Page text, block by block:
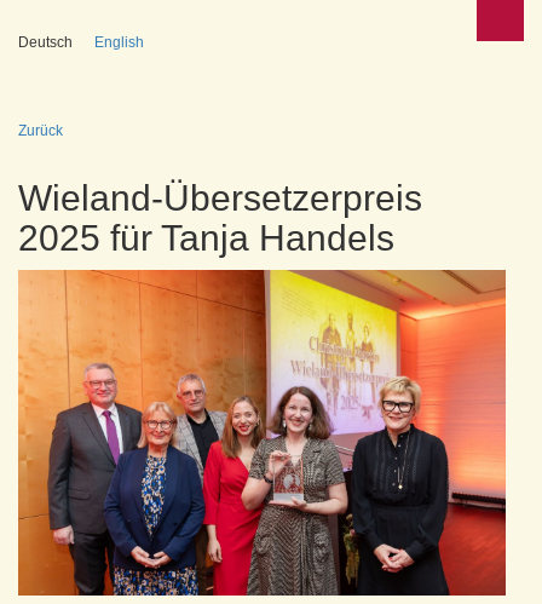
Deutsch English
Zurück
Wieland-Übersetzerpreis
2025 für Tanja Handels